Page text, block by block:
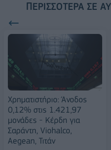
ΠΕΡΙΣΣΌΤΕΡΑ ΣΕ
Χρηματιστήριο: Άνοδος
0,12% στις 1.421,97
μονάδες - Κέρδη για
Σαράντη, Viohalco,
Aegean, Τιτάν